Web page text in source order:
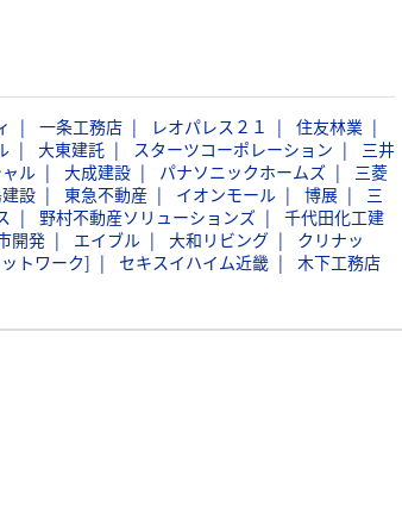
一条工務店 レオパレス２１
住友林業
大東建託 スターツコーポレーション
三井
ル 大成建設 パナソニックホームズ
三菱
設 東急不動産 イオンモール 博展
三
野村不動産ソリューションズ
千代田化工建
開発 エイブル 大和リビング
クリナッ
トワーク] セキスイハイム近畿 木下工務店